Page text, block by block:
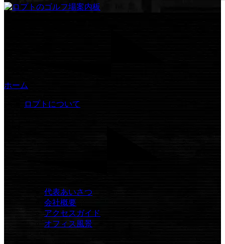
ホーム
ロプトについて
代表あいさつ
会社概要
アクセスガイド
オフィス風景